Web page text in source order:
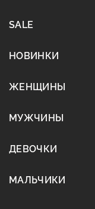
SALE
НОВИНКИ
ЖЕНЩИНЫ
МУЖЧИНЫ
ДЕВОЧКИ
МАЛЬЧИКИ